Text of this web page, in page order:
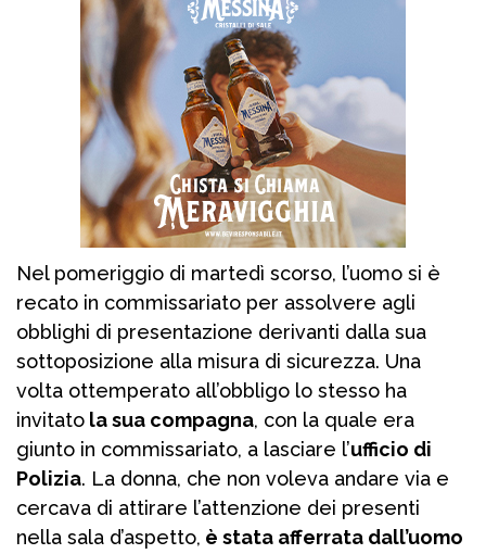
Nel pomeriggio di martedì scorso, l’uomo si è
recato in commissariato per assolvere agli
obblighi di presentazione derivanti dalla sua
sottoposizione alla misura di sicurezza. Una
volta ottemperato all’obbligo lo stesso ha
invitato la sua compagna, con la quale era
giunto in commissariato, a lasciare l’ufficio di
Polizia. La donna, che non voleva andare via e
cercava di attirare l’attenzione dei presenti
nella sala d’aspetto, è stata afferrata dall’uomo